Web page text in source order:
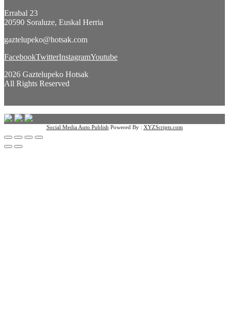
Errabal 23
20590 Soraluze, Euskal Herria
gaztelupeko@hotsak.com
FacebookTwitterInstagramYoutube
2026 Gaztelupeko Hotsak
All Rights Reserved
Social Media Auto Publish Powered By : XYZScripts.com